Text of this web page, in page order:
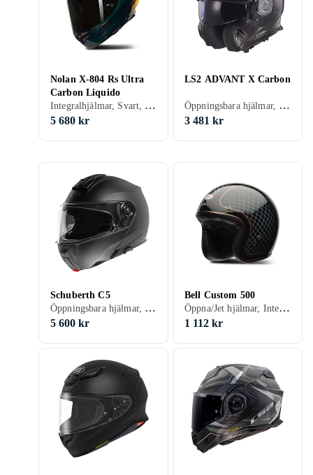
Nolan X-804 Rs Ultra
Carbon Liquido
Integralhjälmar, Svart, Silver, Blå, Röd, Grön
5 680 kr
LS2 ADVANT X Carbon
Öppningsbara hjälmar, Visir, Svart, Vit, Silver, Grå, Blå, Gul
3 481 kr
Schuberth C5
Öppningsbara hjälmar, Integralhjälmar, Bluetooth, Svart, Vit, Silver, Grå, Blå, Röd, Gul, Orange, Grön
5 600 kr
Bell Custom 500
Öppna/Jet hjälmar, Integralhjälmar, Svart, Vit, Silver, Grå, Brun, Blå, Röd, Gul, Orange, Guld, Grön, Beige, Rosa, Lila
1 112 kr